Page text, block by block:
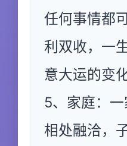
任何事情都
利双收，一
意大运的变化
5、家庭：一
相处融洽，